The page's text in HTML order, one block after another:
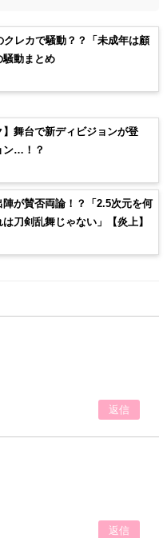
クレカで騒動？？「未成年は顧
騒動まとめ
】舞台で新ディビジョンが登
ン…！？
陣が賛否両論！？「2.5次元を何
刀剣乱舞じゃない」【炎上】
返信
返信